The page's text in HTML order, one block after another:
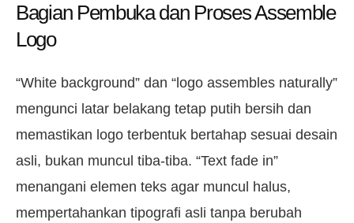
Bagian Pembuka dan Proses Assemble
Logo
“White background” dan “logo assembles naturally”
mengunci latar belakang tetap putih bersih dan
memastikan logo terbentuk bertahap sesuai desain
asli, bukan muncul tiba-tiba. “Text fade in”
menangani elemen teks agar muncul halus,
mempertahankan tipografi asli tanpa berubah